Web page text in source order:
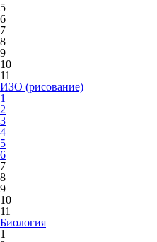
5
6
7
8
9
10
11
ИЗО (рисование)
1
2
3
4
5
6
7
8
9
10
11
Биология
1